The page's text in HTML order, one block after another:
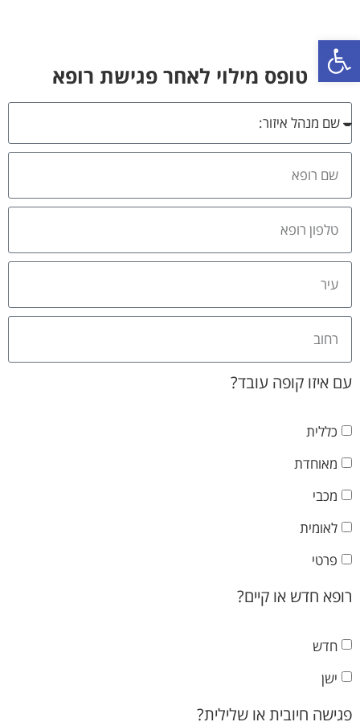
טופס מילוי לאחר פגישת רופא
עם איזו קופה עובד?
כללית
מאוחדת
מכבי
לאומית
פרטי
רופא חדש או קיים?
חדש
ישן
פגישה חיובית או שלילית?
פתח סרגל נגישות